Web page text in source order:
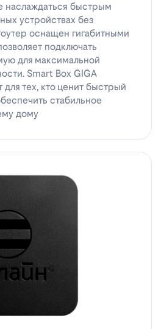
наслаждаться быстрым
устройствах без
оснащен гигабитными
подключать
для максимальной
Smart Box GIGA
для тех, кто ценит быстрый
стабильное
дому